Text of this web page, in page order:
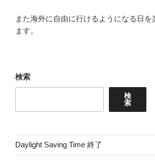
また海外に自由に行けるようになる日を
ます。
検索
検
索
Daylight Saving Time 終了